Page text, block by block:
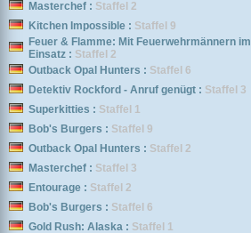
Masterchef : Staffel 2
Kitchen Impossible : Staffel 9
Feuer & Flamme: Mit Feuerwehrmännern im
Einsatz : Staffel 2
Outback Opal Hunters : Staffel 6
Detektiv Rockford - Anruf genügt : Staffel 3
Superkitties : Staffel 1
Bob's Burgers : Staffel 9
Outback Opal Hunters : Staffel 2
Masterchef : Staffel 3
Entourage : Staffel 2
Bob's Burgers : Staffel 6
Gold Rush: Alaska : Staffel 1